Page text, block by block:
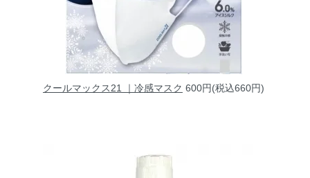
クールマックス21 ｜冷感マスク 600円(税込660円)